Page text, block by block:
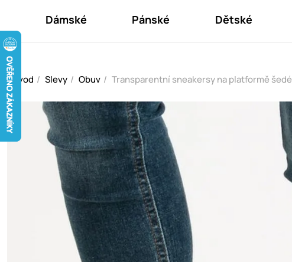
Dámské Pánské Dětské
Úvod Slevy Obuv Transparentní sneakersy na platformě šedé